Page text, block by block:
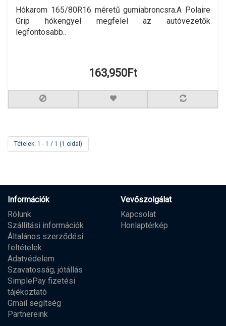
Hókarom 165/80R16 méretű gumiabroncsra.A Polaire
Grip hókengyel megfelel az autóvezetők
legfontosabb..
163,950Ft
Tételek: 1 - 1 / 1 (1 oldal)
Információk
Rólunk
Szállítási információk
Általános szerződési
feltételek
Adatvédelem
Szavatosság, jótállás
SimplePay fizetési
tájékoztató
Gmail segítség
Partnereink
Vevőszolgálat
Kapcsolat
Honlaptérkép